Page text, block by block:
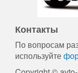
Контакты
По вопросам
используйте